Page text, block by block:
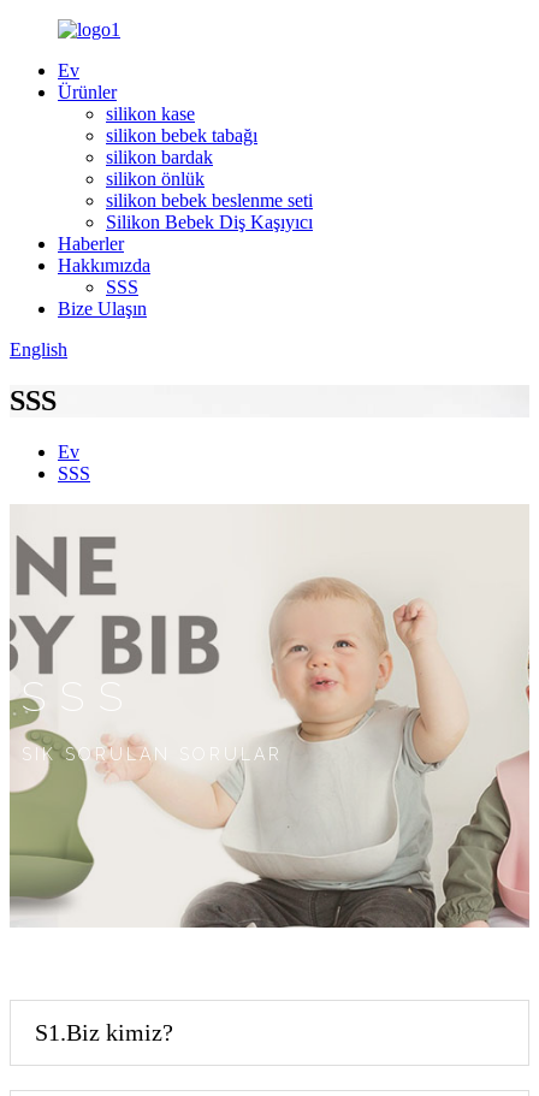
Ev
Ürünler
silikon kase
silikon bebek tabağı
silikon bardak
silikon önlük
silikon bebek beslenme seti
Silikon Bebek Diş Kaşıyıcı
Haberler
Hakkımızda
SSS
Bize Ulaşın
English
SSS
Ev
SSS
SSS
SIK SORULAN SORULAR
S1.Biz kimiz?